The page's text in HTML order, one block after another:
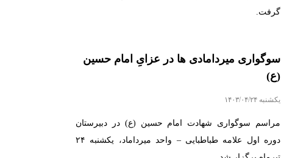
گرفت.
سوگواری میردامادی ها در عزایِ امام حسین
(ع)
یکشنبه ۱۴۰۳/۰۴/۲۴
مراسم سوگواری شهادت امام حسین (ع) در دبیرستان
دوره اول علامه طباطبایی – واحد میرداماد، یکشنبه ۲۴